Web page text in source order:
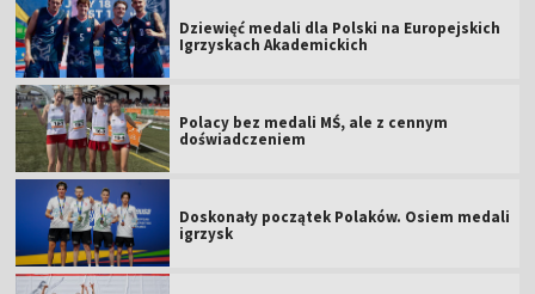
Dziewięć medali dla Polski na Europejskich
Igrzyskach Akademickich
Polacy bez medali MŚ, ale z cennym
doświadczeniem
Doskonały początek Polaków. Osiem medali
igrzysk